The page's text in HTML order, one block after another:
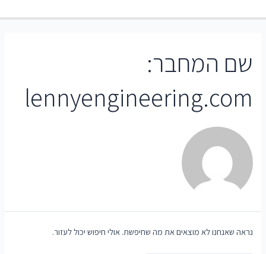
שם המחבר:
lennyengineering.com
נראה שאנחנו לא מוצאים את מה שחיפשת. אולי חיפוש יכול לעזור.